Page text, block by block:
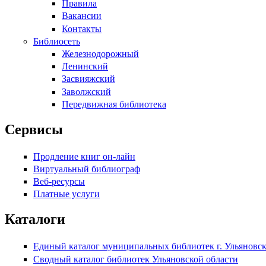
Правила
Вакансии
Контакты
Библиосеть
Железнодорожный
Ленинский
Засвияжский
Заволжский
Передвижная библиотека
Сервисы
Продление книг он-лайн
Виртуальный библиограф
Веб-ресурсы
Платные услуги
Каталоги
Единый каталог муниципальных библиотек г.
Сводный каталог библиотек Ульяновской области